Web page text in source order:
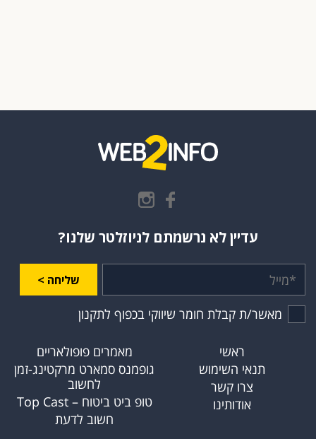
עדיין לא נרשמתם לניוזלטר שלנו?
שליחה >
מאשר/ת קבלת חומר שיווקי בכפוף לתקנון
ראשי
תנאי השימוש
צרו קשר
אודותינו
מאמרים פופולאריים
גופמנס סמארט מרקטינג-זמן
לחשוב
טופ ביט ביטוח – Top Cast
חשוב לדעת